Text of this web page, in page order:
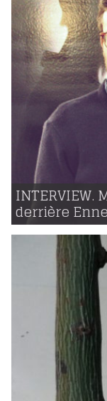
INTERVIEW.
derrière
16 | 12 | 2018
1204